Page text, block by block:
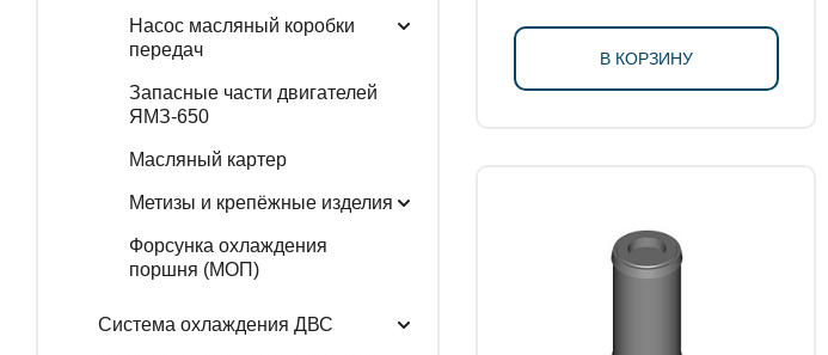
Насос масляный коробки
передач
Запасные части двигателей
ЯМЗ-650
Масляный картер
Метизы и крепёжные изделия
Форсунка охлаждения
поршня (МОП)
Система охлаждения ДВС
В КОРЗИНУ